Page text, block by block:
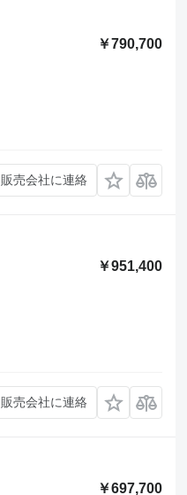
￥790,700
販売会社に連絡
￥951,400
販売会社に連絡
￥697,700